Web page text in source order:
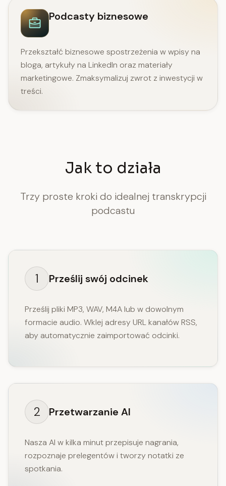
Podcasty biznesowe
Przekształć biznesowe spostrzeżenia w wpisy na
bloga, artykuły na LinkedIn oraz materiały
marketingowe. Zmaksymalizuj zwrot z inwestycji w
treści.
Jak to działa
Trzy proste kroki do idealnej transkrypcji
podcastu
1 Prześlij swój odcinek
Prześlij pliki MP3, WAV, M4A lub w dowolnym
formacie audio. Wklej adresy URL kanałów RSS,
aby automatycznie zaimportować odcinki.
2 Przetwarzanie AI
Nasza AI w kilka minut przepisuje nagrania,
rozpoznaje prelegentów i tworzy notatki ze
spotkania.